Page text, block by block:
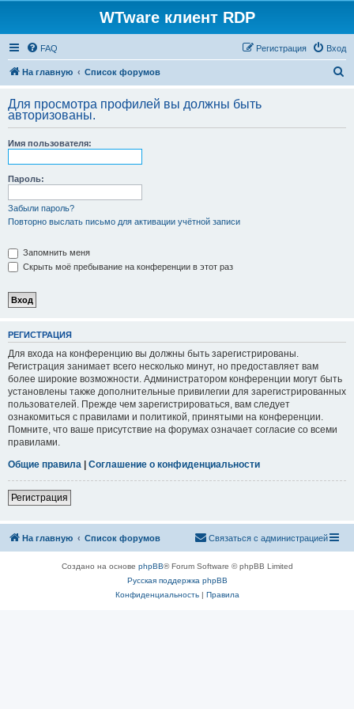
WTware клиент RDP
FAQ Вход
Регистрация
На главную Список форумов
с
Для просмотра профилей вы должны быть
авторизованы.
Имя пользователя:
Пароль:
Забыли пароль?
Повторно выслать письмо для активации учётной записи
Запомнить меня
Скрыть моё пребывание на конференции в этот раз
РЕГИСТРАЦИЯ
Для входа на конференцию вы должны быть зарегистрированы.
Регистрация занимает всего несколько минут, но предоставляет вам
более широкие возможности. Администратором конференции могут быть
установлены также дополнительные привилегии для зарегистрированных
пользователей. Прежде чем зарегистрироваться, вам следует
ознакомиться с правилами и политикой, принятыми на конференции.
Помните, что ваше присутствие на форумах означает согласие со всеми
правилами.
Общие правила | Соглашение о конфиденциальности
Регистрация
На главную Список форумов Связаться с администрацией
Создано на основе phpBB® Forum Software © phpBB Limited
Русская поддержка phpBB
Конфиденциальность| Правила